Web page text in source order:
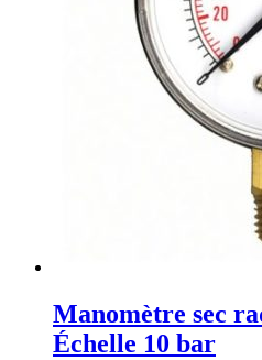
Manomètre sec
Échelle 10 bar